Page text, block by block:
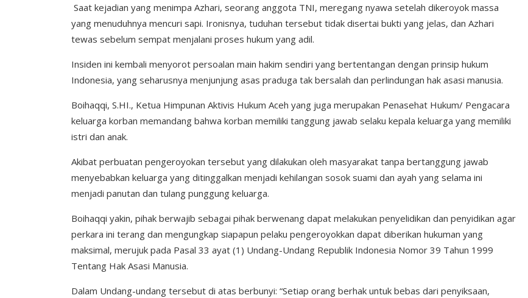
Saat kejadian yang menimpa Azhari, seorang anggota TNI, meregang nyawa setelah dikeroyok massa
yang menuduhnya mencuri sapi. Ironisnya, tuduhan tersebut tidak disertai bukti yang jelas, dan Azhari
tewas sebelum sempat menjalani proses hukum yang adil.
Insiden ini kembali menyorot persoalan main hakim sendiri yang bertentangan dengan prinsip hukum
Indonesia, yang seharusnya menjunjung asas praduga tak bersalah dan perlindungan hak asasi manusia.
Boihaqqi, S.HI., Ketua Himpunan Aktivis Hukum Aceh yang juga merupakan Penasehat Hukum/ Pengacara
keluarga korban memandang bahwa korban memiliki tanggung jawab selaku kepala keluarga yang memiliki
istri dan anak.
Akibat perbuatan pengeroyokan tersebut yang dilakukan oleh masyarakat tanpa bertanggung jawab
menyebabkan keluarga yang ditinggalkan menjadi kehilangan sosok suami dan ayah yang selama ini
menjadi panutan dan tulang punggung keluarga.
Boihaqqi yakin, pihak berwajib sebagai pihak berwenang dapat melakukan penyelidikan dan penyidikan agar
perkara ini terang dan mengungkap siapapun pelaku pengeroyokkan dapat diberikan hukuman yang
maksimal, merujuk pada Pasal 33 ayat (1) Undang-Undang Republik Indonesia Nomor 39 Tahun 1999
Tentang Hak Asasi Manusia.
Dalam Undang-undang tersebut di atas berbunyi: “Setiap orang berhak untuk bebas dari penyiksaan,